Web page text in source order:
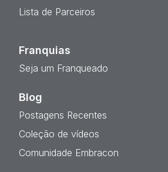
Lista de Parceiros
Franquias
Seja um Franqueado
Blog
Postagens Recentes
Coleção de vídeos
Comunidade Embracon